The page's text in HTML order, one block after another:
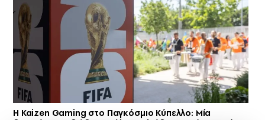
H Kaizen Gaming στο Παγκόσμιο Kύπελλο: Μία